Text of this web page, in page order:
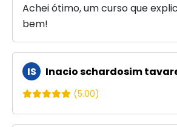
Achei ótimo, um curso que
bem!
IS Inacio schardosim
(5.00)